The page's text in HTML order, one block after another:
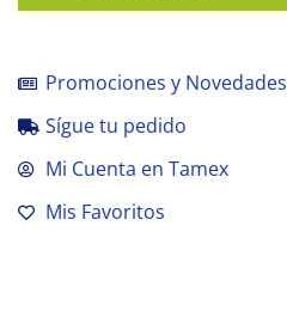
Promociones y Novedades
Sígue tu pedido
Mi Cuenta en Tamex
Mis Favoritos